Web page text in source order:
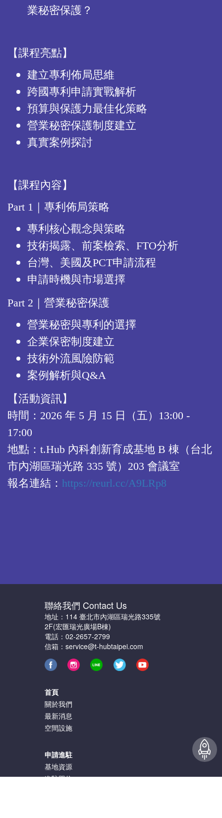
業秘密保護？
【課程亮點】
建立專利佈局思維
跨國專利申請實戰解析
預算與保護力最佳化策略
營業秘密保護制度建立
真實案例探討
【課程內容】
Part 1｜專利佈局策略
專利核心觀念與策略
技術揭露、前案檢索、FTO分析
台灣、美國及PCT申請流程
申請時機與市場選擇
Part 2｜營業秘密保護
營業秘密與專利的選擇
企業保密制度建立
技術外流風險防範
案例解析與Q&A
【活動資訊】
時間：2026 年 5 月 15 日（五）13:00 -
17:00
地點：t.Hub 內科創新育成基地 B 棟（台北
市內湖區瑞光路 335 號）203 會議室
報名連結 ： https://reurl.cc/A9LRp8
聯絡我們 Contact Us
地址：114 臺北市內湖區瑞光路335號
2F(宏匯瑞光廣場B棟)
電話：02-2657-2799
信箱：service@t-hubtaipei.com
首頁
關於我們
最新消息
空間設施
申請進駐
基地資源
進駐單位